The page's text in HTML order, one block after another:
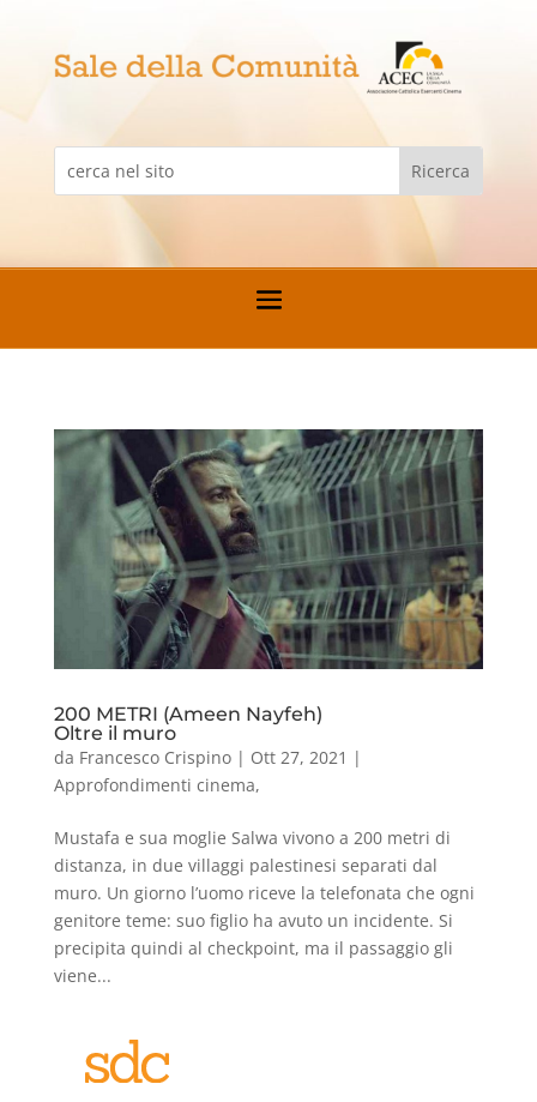
200 METRI (Ameen Nayfeh)
Oltre il muro
da Francesco Crispino| Ott 27, 2021 |
Approfondimenti cinema,
Mustafa e sua moglie Salwa vivono a 200 metri di
distanza, in due villaggi palestinesi separati dal
muro. Un giorno l’uomo riceve la telefonata che ogni
genitore teme: suo figlio ha avuto un incidente. Si
precipita quindi al checkpoint, ma il passaggio gli
viene...